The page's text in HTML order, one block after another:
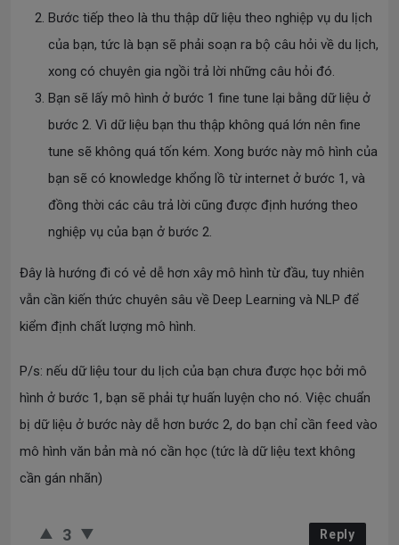
Bước tiếp theo là thu thập dữ liệu theo nghiệp vụ du lịch
của bạn, tức là bạn sẽ phải soạn ra bộ câu hỏi về du lịch,
xong có chuyên gia ngồi trả lời những câu hỏi đó.
Bạn sẽ lấy mô hình ở bước 1 fine tune lại bằng dữ liệu ở
bước 2. Vì dữ liệu bạn thu thập không quá lớn nên fine
tune sẽ không quá tốn kém. Xong bước này mô hình của
bạn sẽ có knowledge khổng lồ từ internet ở bước 1, và
đồng thời các câu trả lời cũng được định hướng theo
nghiệp vụ của bạn ở bước 2.
Đây là hướng đi có vẻ dễ hơn xây mô hình từ đầu, tuy nhiên
vẫn cần kiến thức chuyên sâu về Deep Learning và NLP để
kiểm định chất lượng mô hình.
P/s: nếu dữ liệu tour du lịch của bạn chưa được học bởi mô
hình ở bước 1, bạn sẽ phải tự huấn luyện cho nó. Việc chuẩn
bị dữ liệu ở bước này dễ hơn bước 2, do bạn chỉ cần feed vào
mô hình văn bản mà nó cần học (tức là dữ liệu text không
cần gán nhãn)
3 Reply